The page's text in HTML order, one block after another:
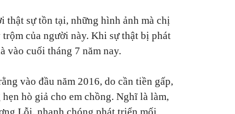
thật sự tồn tại, những hình ảnh mà chị
của người này. Khi sự thật bị phát
vào cuối tháng 7 năm nay.
vào đầu năm 2016, do cần tiền gấp,
hò giả cho em chồng. Nghĩ là làm,